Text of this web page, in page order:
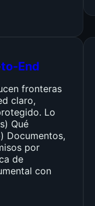
End
fronteras
claro,
Lo
Qué
Documentos,
por
de
con